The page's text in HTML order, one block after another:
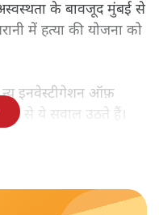
के बावजूद मुंबई से
में हत्या की योजना को
न्यू इनवेस्टीगेशन ऑफ़
से ये सवाल उठते हैं।